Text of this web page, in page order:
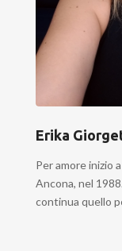
Erika
Per amore inizio
Ancona, nel
continua quello